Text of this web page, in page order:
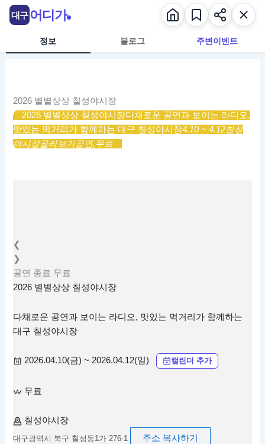
정보 블로그 주변이벤트
2026 별별상상 칠성야시장
2026 별별상상 칠성야시장다채로운 공연과 보이는 라디오,
맛있는 먹거리가 함께하는 대구 칠성야시장4.10 ~ 4.12칠성
야시장골라보기공연,무료
❮
❯
공연 종료 무료
2026 별별상상 칠성야시장
다채로운 공연과 보이는 라디오, 맛있는 먹거리가 함께하는
대구 칠성야시장
2026.04.10(금) ~ 2026.04.12(일) 캘린더 추가
무료
칠성야시장
대구광역시 북구 칠성동1가 276-1 주소 복사하기
대구 어디가